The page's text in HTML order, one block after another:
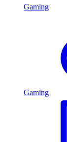
Gaming
Gaming